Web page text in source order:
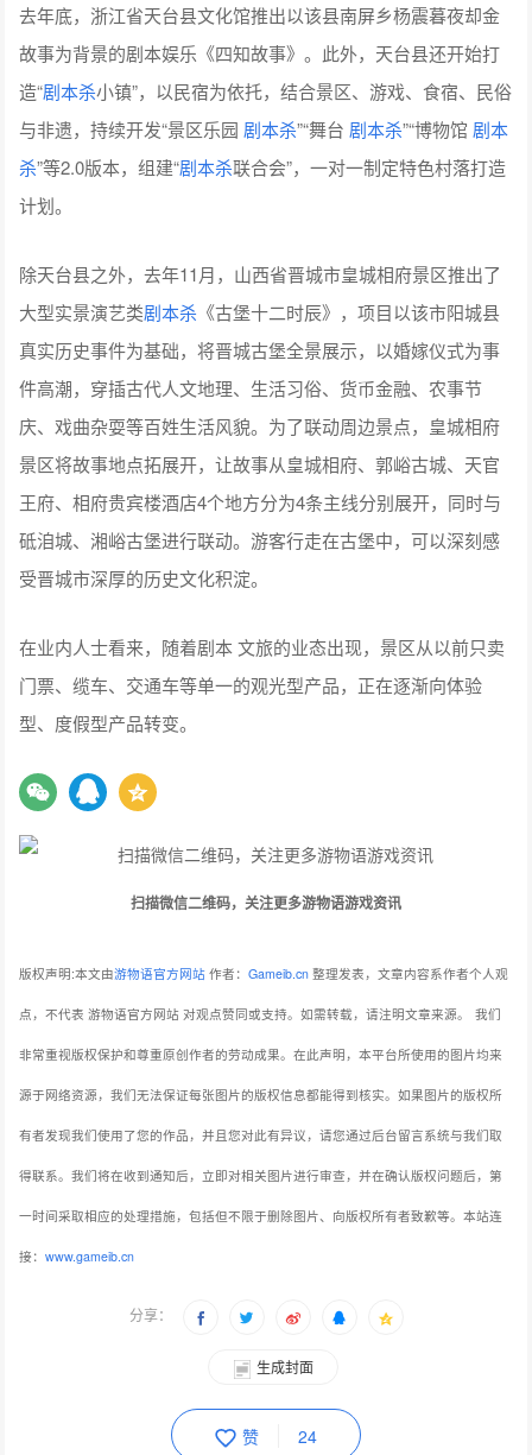
去年底，浙江省天台县文化馆推出以该县南屏乡杨震暮夜却金
故事为背景的剧本娱乐《四知故事》。此外，天台县还开始打
造“剧本杀小镇”，以民宿为依托，结合景区、游戏、食宿、民俗
与非遗，持续开发“景区乐园 剧本杀”“舞台 剧本杀”“博物馆 剧本
杀”等2.0版本，组建“剧本杀联合会”，一对一制定特色村落打造
计划。
除天台县之外，去年11月，山西省晋城市皇城相府景区推出了
大型实景演艺类剧本杀 《古堡十二时辰》，项目以该市阳城县
真实历史事件为基础，将晋城古堡全景展示，以婚嫁仪式为事
件高潮，穿插古代人文地理、生活习俗、 货币金融、农事节
庆、戏曲杂耍等百姓生活风貌。为了联动周边景点，皇城相府
景区将故事地点拓展开，让故事从皇城相府、郭峪古城、天官
王府、相府贵宾楼酒店4个地方分为4条主线分别展开，同时与
砥洎城、湘峪古堡进行联动。游客行走在古堡中，可以深刻感
受晋城市深厚的历史文化积淀。
在业内人士看来，随着剧本 文旅的业态出现，景区从以前只卖
门票、缆车、交通车等单一的观光型产品，正在逐渐向体验
型、度假型产品转变。
扫描微信二维码，关注更多游物语游戏资讯
版权声明:本文由游物语官方网站 作者：Gameib.cn 整理发表，文章内容系作者个人观
点，不代表 游物语官方网站 对观点赞同或支持。如需转载，请注明文章来源。 我们
非常重视版权保护和尊重原创作者的劳动成果。在此声明，本平台所使用的图片均来
源于网络资源，我们无法保证每张图片的版权信息都能得到核实。如果图片的版权所
有者发现我们使用了您的作品，并且您对此有异议，请您通过后台留言系统与我们取
得联系。我们将在收到通知后，立即对相关图片进行审查，并在确认版权问题后，第
一时间采取相应的处理措施，包括但不限于删除图片、向版权所有者致歉等。本站连
接：www.gameib.cn
分享：
生成封面
赞 24